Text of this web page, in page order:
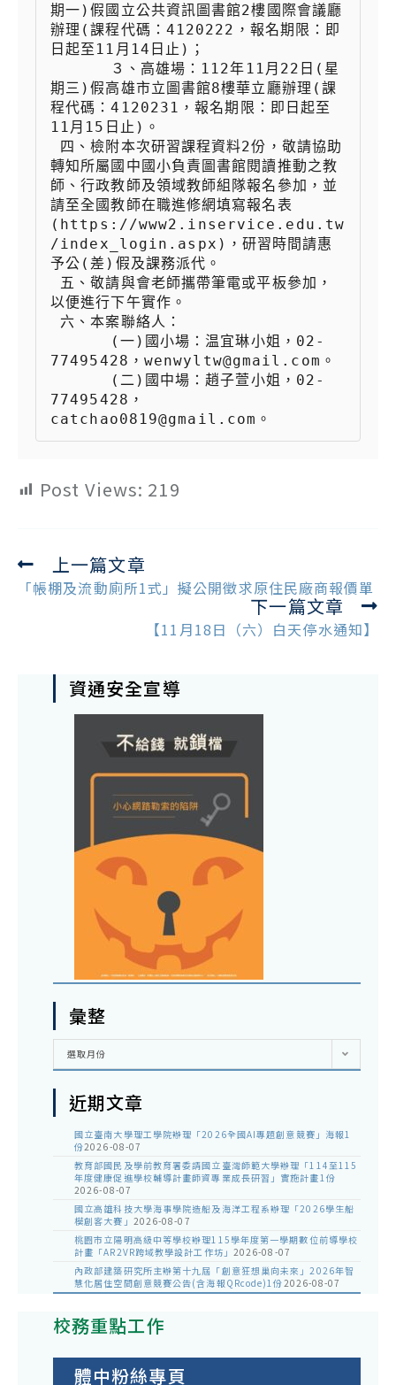
期一)假國立公共資訊圖書館2樓國際會議廳
辦理(課程代碼：4120222，報名期限：即
日起至11月14日止)；
期三)假高雄市立圖書館8樓華立廳辦理(課
程代碼：4120231，報名期限：即日起至
11月15日止)。
轉知所屬國中國小負責圖書館閱讀推動之教
師、行政教師及領域教師組隊報名參加，並
請至全國教師在職進修網填寫報名表
(https://www2.inservice.edu.tw
/index_login.aspx)，研習時間請惠
予公(差)假及課務派代。
以便進行下午實作。
77495428，wenwyltw@gmail.com。
77495428，
catchao0819@gmail.com。
Post Views: 219
Read
more
上一篇文章
「帳棚及流動廁所1式」擬公開徵求原住民廠商報價單
下一篇文章
【11月18日（六）白天停水通知】
資通安全宣導
彙整
彙
選取月份
近期文章
國立臺南大學理工學院辦理「2026全國AI專題創意競賽」海報1
份2026-08-07
教育部國民及學前教育署委請國立臺灣師範大學辦理「114至115
年度健康促進學校輔導計畫師資專業成長研習」實施計畫1份
2026-08-07
國立高雄科技大學海事學院造船及海洋工程系辦理「2026學生船
模創客大賽」 2026-08-07
桃園市立陽明高級中等學校辦理115學年度第一學期數位前導學校
計畫「AR2VR跨域教學設計工作坊」 2026-08-07
內政部建築研究所主辦第十九屆「創意狂想巢向未來」2026年智
慧化居住空間創意競賽公告(含海報QRcode)1份2026-08-07
校務重點工作
體中粉絲專頁